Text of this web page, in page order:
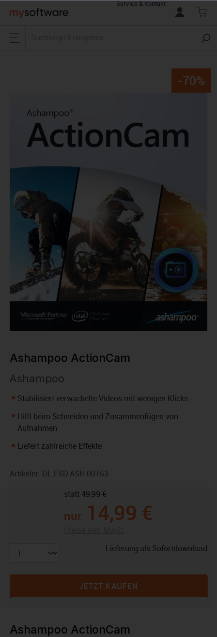
springen
Service & Kontakt
-70%
Ashampoo ActionCam
Ashampoo
Stabilisiert verwackelte Videos mit wenigen Klicks
Hilft beim Schneiden und Zusammenfügen von
Aufnahmen
Liefert zahlreiche Effekte
Artikelnr. DL.ESD.ASH.00163
nur 14,99 €
statt49,99 €
Lieferung als Sofortdownload
JETZT KAUFEN
Ashampoo ActionCam